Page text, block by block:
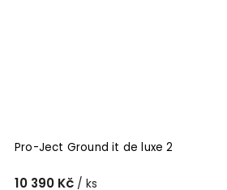
Pro-Ject Ground it de luxe 2
10 390 Kč / ks